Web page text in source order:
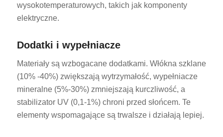
wysokotemperaturowych, takich jak komponenty
elektryczne.
Dodatki i wypełniacze
Materiały są wzbogacane dodatkami. Włókna szklane
(10% -40%) zwiększają wytrzymałość, wypełniacze
mineralne (5%-30%) zmniejszają kurczliwość, a
stabilizator UV (0,1-1%) chroni przed słońcem. Te
elementy wspomagające są trwalsze i działają lepiej.